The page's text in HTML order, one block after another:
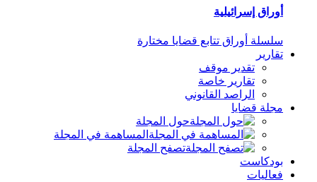
أوراق إسرائيلية
سلسلة أوراق تتابع قضايا مختارة
تقارير
تقدير موقف
تقارير خاصة
الراصد القانوني
مجلة قضايا
حول المجلة
المساهمة في المجلة
تصفح المجلة
بودكاست
فعاليات